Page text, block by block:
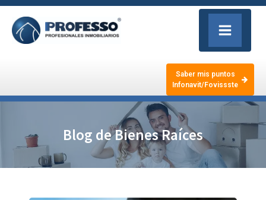
Saber mis puntos
Infonavit/Fovissste
Blog de Bienes Raíces